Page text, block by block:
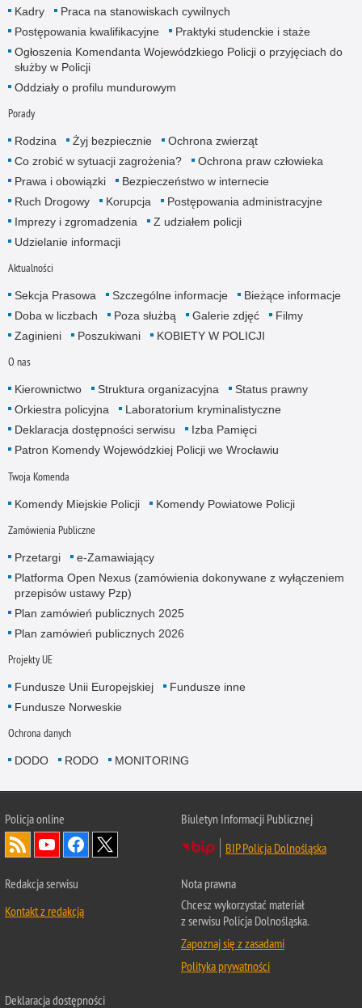
Kadry
Praca na stanowiskach cywilnych
Postępowania kwalifikacyjne
Praktyki studenckie i staże
Ogłoszenia Komendanta Wojewódzkiego Policji o przyjęciach do
służby w Policji
Oddziały o profilu mundurowym
Porady
Rodzina Żyj bezpiecznie
Ochrona zwierząt
Co zrobić w sytuacji zagrożenia?
Ochrona praw człowieka
Prawa i obowiązki
Bezpieczeństwo w internecie
Ruch Drogowy
Korupcja
Postępowania administracyjne
Imprezy i zgromadzenia
Z udziałem policji
Udzielanie informacji
Aktualności
Sekcja Prasowa Szczególne informacje
Bieżące informacje
Doba w liczbach
Poza służbą Galerie zdjęć
Filmy
Zaginieni
Poszukiwani KOBIETY W POLICJI
O nas
Kierownictwo Struktura organizacyjna
Status prawny
Orkiestra policyjna
Laboratorium kryminalistyczne
Deklaracja dostępności serwisu
Izba Pamięci
Patron Komendy Wojewódzkiej Policji we Wrocławiu
Twoja Komenda
Komendy Miejskie Policji Komendy Powiatowe Policji
Zamówienia Publiczne
Przetargi
e-Zamawiający
Platforma Open Nexus (zamówienia dokonywane z wyłączeniem
przepisów ustawy Pzp)
Plan zamówień publicznych 2025
Plan zamówień publicznych 2026
Projekty UE
Fundusze Unii Europejskiej
Fundusze inne
Fundusze Norweskie
Ochrona danych
DODO RODO MONITORING
Policjaonline
Biuletyn Informacji Publicznej
BIP Policja Dolnośląska
Redakcja serwisu
Kontakt z redakcją
Nota prawna
Chcesz wykorzystać materiał
z serwisu Policja Dolnośląska.
Zapoznaj się z zasadami
Polityka prywatności
Deklaracja dostępności